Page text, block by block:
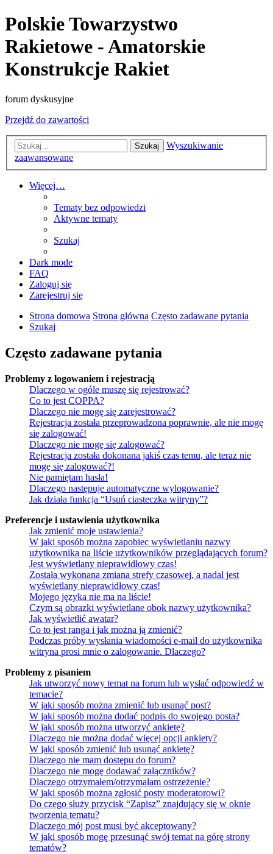
Polskie Towarzystwo
Rakietowe - Amatorskie
Konstrukcje Rakiet
forum dyskusyjne
Przejdź do zawartości
Szukaj
Wyszukiwanie
zaawansowane
Więcej…
Tematy bez odpowiedzi
Aktywne tematy
Szukaj
Dark mode
FAQ
Zaloguj się
Zarejestruj się
Strona domowa Strona główna Często zadawane pytania
Szukaj
Często zadawane pytania
Problemy z logowaniem i rejestracją
Dlaczego w ogóle muszę się rejestrować?
Co to jest COPPA?
Dlaczego nie mogę się zarejestrować?
Rejestracja została przeprowadzona poprawnie, ale nie mogę
się zalogować!
Dlaczego nie mogę się zalogować?
Rejestracja została dokonana jakiś czas temu, ale teraz nie
mogę się zalogować?!
Nie pamiętam hasła!
Dlaczego następuje automatyczne wylogowanie?
Jak działa funkcja “Usuń ciasteczka witryny”?
Preferencje i ustawienia użytkownika
Jak zmienić moje ustawienia?
W jaki sposób można zapobiec wyświetlaniu nazwy
użytkownika na liście użytkowników przeglądających forum?
Jest wyświetlany nieprawidłowy czas!
Została wykonana zmiana strefy czasowej, a nadal jest
wyświetlany nieprawidłowy czas!
Mojego języka nie ma na liście!
Czym są obrazki wyświetlane obok nazwy użytkownika?
Jak wyświetlić awatar?
Co to jest ranga i jak można ją zmienić?
Podczas próby wysłania wiadomości e-mail do użytkownika
witryna prosi mnie o zalogowanie. Dlaczego?
Problemy z pisaniem
Jak utworzyć nowy temat na forum lub wysłać odpowiedź w
temacie?
W jaki sposób można zmienić lub usunąć post?
W jaki sposób można dodać podpis do swojego posta?
W jaki sposób można utworzyć ankietę?
Dlaczego nie można dodać więcej opcji ankiety?
W jaki sposób zmienić lub usunąć ankietę?
Dlaczego nie mam dostępu do forum?
Dlaczego nie mogę dodawać załączników?
Dlaczego otrzymałem/otrzymałam ostrzeżenie?
W jaki sposób można zgłosić posty moderatorowi?
Do czego służy przycisk “Zapisz” znajdujący się w oknie
tworzenia tematu?
Dlaczego mój post musi być akceptowany?
W jaki sposób mogę przesunąć swój temat na górę strony
tematów?